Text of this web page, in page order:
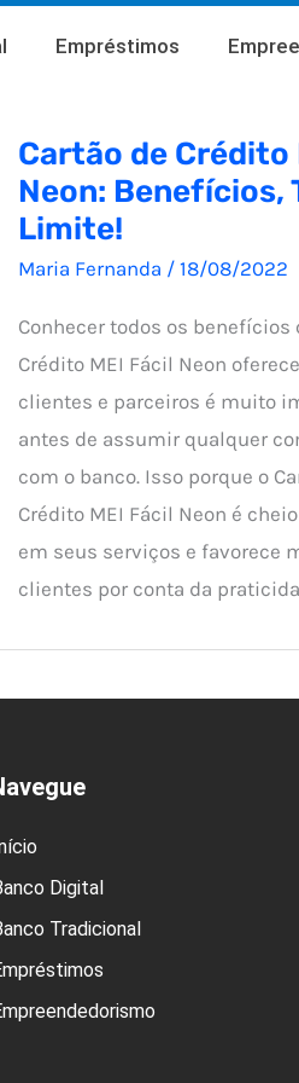
Empréstimos
Cartão de Crédito
Neon: Benefícios,
Limite!
Maria Fernanda / 18/08/2022
Conhecer todos os benefícios
Crédito MEI Fácil Neon
clientes e parceiros é muito
antes de assumir qualquer
com o banco. Isso porque o
Crédito MEI Fácil Neon é
em seus serviços e favorece
clientes por conta da
Digital
Tradicional